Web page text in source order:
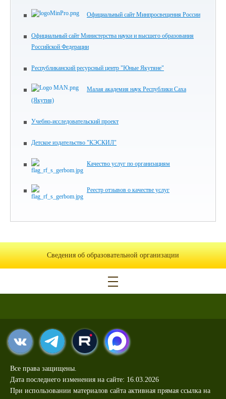
Официальный сайт Минпросвещения России
Официальный сайт Министерства науки и высшего образования
Российской Федерации
Республиканский ресурсный центр "Юные Якутяне"
Малая академия наук Республики Саха
(Якутия)
Учебно-исследовательский проект
Детское издательство "КЭСКИЛ"
Качество услуг по организациям
Реестр отзывов о качестве услуг
Сведения об образовательной организации
Все права защищены.
Дата последнего изменения на сайте: 16.03.2026
При использовании материалов сайта активная прямая ссылка на